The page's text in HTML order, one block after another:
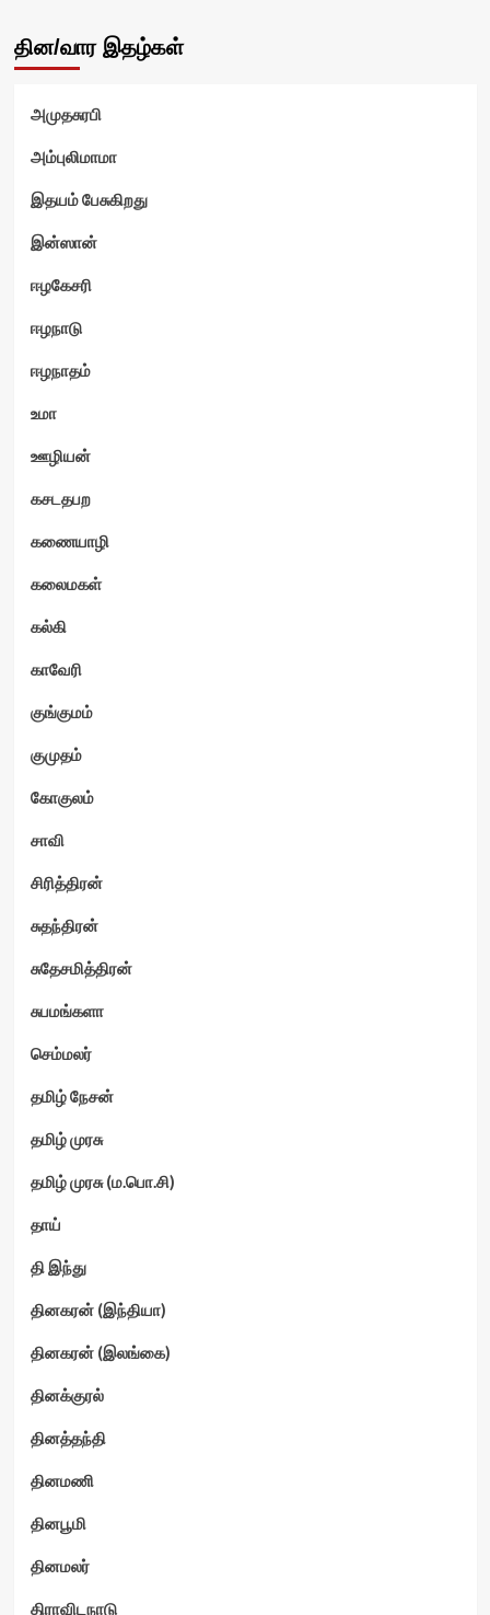
தின/வார இதழ்கள்
அமுதசுரபி
அம்புலிமாமா
இதயம் பேசுகிறது
இன்ஸான்
ஈழகேசரி
ஈழநாடு
ஈழநாதம்
உமா
ஊழியன்
கசடதபற
கணையாழி
கலைமகள்
கல்கி
காவேரி
குங்குமம்
குமுதம்
கோகுலம்
சாவி
சிரித்திரன்
சுதந்திரன்
சுதேசமித்திரன்
சுபமங்களா
செம்மலர்
தமிழ் நேசன்
தமிழ் முரசு
தமிழ் முரசு (ம.பொ.சி)
தாய்
தி இந்து
தினகரன் (இந்தியா)
தினகரன் (இலங்கை)
தினக்குரல்
தினத்தந்தி
தினமணி
தினபூமி
தினமலர்
திராவிடநாடு